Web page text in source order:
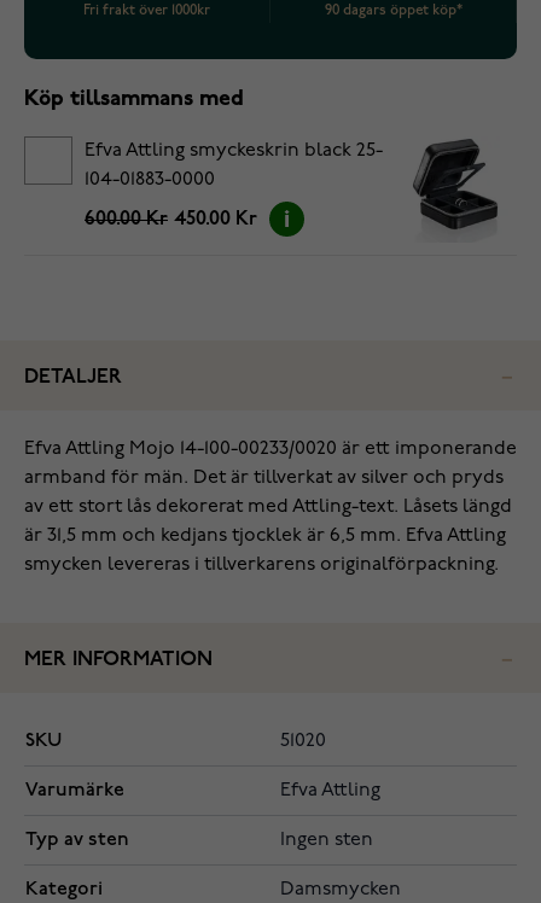
Fri frakt över 1000kr 90 dagars öppet köp*
Köp tillsammans med
Efva Attling smyckeskrin black 25-
104-01883-0000
600.00 Kr 450.00 Kr
DETALJER
Efva Attling Mojo 14-100-00233/0020 är ett imponerande
armband för män. Det är tillverkat av silver och pryds
av ett stort lås dekorerat med Attling-text. Låsets längd
är 31,5 mm och kedjans tjocklek är 6,5 mm. Efva Attling
smycken levereras i tillverkarens originalförpackning.
MER INFORMATION
SKU 51020
Varumärke Efva Attling
Typ av sten Ingen sten
Kategori Damsmycken